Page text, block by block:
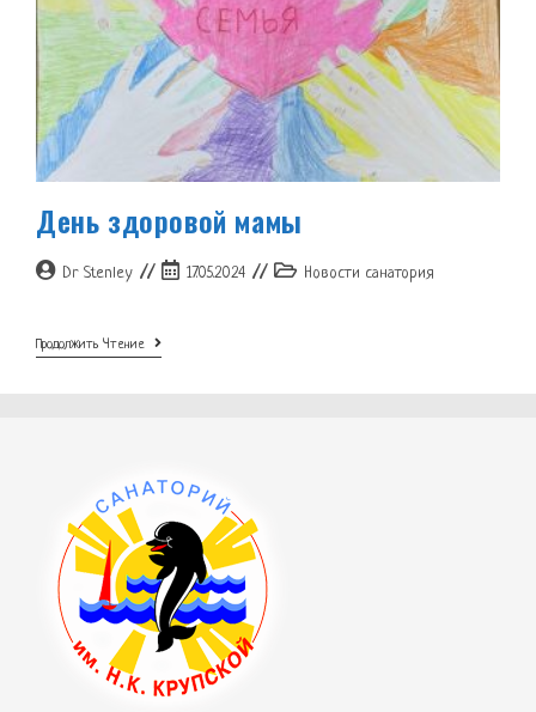
День здоровой мамы
АвторDr Stenley
Запись17.05.2024
РубрикаНовости санатория
Продолжить ЧтениеДень
Здоровой